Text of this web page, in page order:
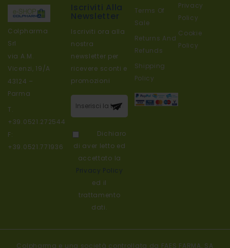
Colpharma
Srl
via A.M.
Vicenzi, 19/A
43124 –
Parma
T.
+39.0521.272544
F:
+39.0521.771936
Iscriviti ora alla
nostra
newsletter per
ricevere sconti e
promozioni
Iscriviti alla
nostra
Dichiaro
di aver letto ed
accettato la
ed il
trattamento
dati.
Terms Of
Sale
Returns And
Refunds
Shipping
Policy
Privacy
Policy
Cookie
Policy
Colpharma e una società controllata da FAES FARMA, SA